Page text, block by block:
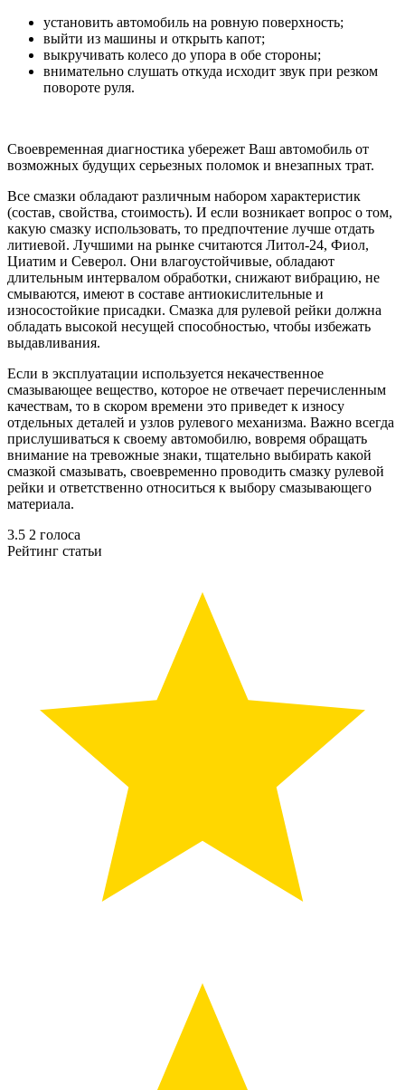
установить автомобиль на ровную поверхность;
выйти из машины и открыть капот;
выкручивать колесо до упора в обе стороны;
внимательно слушать откуда исходит звук при резком
повороте руля.
Своевременная диагностика убережет Ваш автомобиль от
возможных будущих серьезных поломок и внезапных трат.
Все смазки обладают различным набором характеристик
(состав, свойства, стоимость). И если возникает вопрос о том,
какую смазку использовать, то предпочтение лучше отдать
литиевой. Лучшими на рынке считаются Литол-24, Фиол,
Циатим и Северол. Они влагоустойчивые, обладают
длительным интервалом обработки, снижают вибрацию, не
смываются, имеют в составе антиокислительные и
износостойкие присадки. Смазка для рулевой рейки должна
обладать высокой несущей способностью, чтобы избежать
выдавливания.
Если в эксплуатации используется некачественное
смазывающее вещество, которое не отвечает перечисленным
качествам, то в скором времени это приведет к износу
отдельных деталей и узлов рулевого механизма. Важно всегда
прислушиваться к своему автомобилю, вовремя обращать
внимание на тревожные знаки, тщательно выбирать какой
смазкой смазывать, своевременно проводить смазку рулевой
рейки и ответственно относиться к выбору смазывающего
материала.
3.5 2 голоса
Рейтинг статьи